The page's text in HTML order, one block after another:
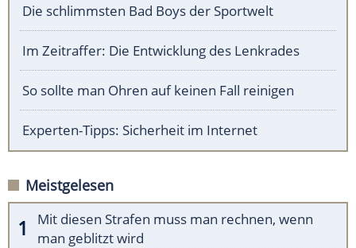
Die schlimmsten Bad Boys der Sportwelt
Im Zeitraffer: Die Entwicklung des Lenkrades
So sollte man Ohren auf keinen Fall reinigen
Experten-Tipps: Sicherheit im Internet
Meistgelesen
Mit diesen Strafen muss man rechnen, wenn
man geblitzt wird